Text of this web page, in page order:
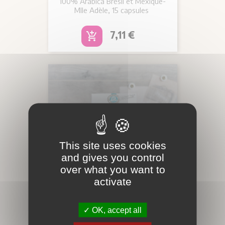
Mlle Adèle, 15 capsules
add_shopping_cart Prix
7,11 €
CAFÉ GRAND CRU
DÉCAFÉINÉ CAPSULES
This site uses cookies
and gives you control
over what you want to
activate
OK, accept all